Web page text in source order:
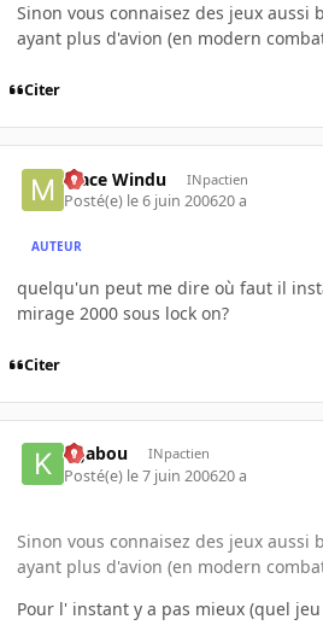
Sinon vous connaisez des jeux aussi
ayant plus d'avion (en modern
Citer
Mace Windu INpactien
Posté(e) le 6 juin 200620 a
AUTEUR
quelqu'un peut me dire où faut il
mirage 2000 sous lock on?
Citer
kgabou INpactien
Posté(e) le 7 juin 200620 a
Sinon vous connaisez des jeux aussi
ayant plus d'avion (en modern
Pour l' instant y a pas mieux (quel